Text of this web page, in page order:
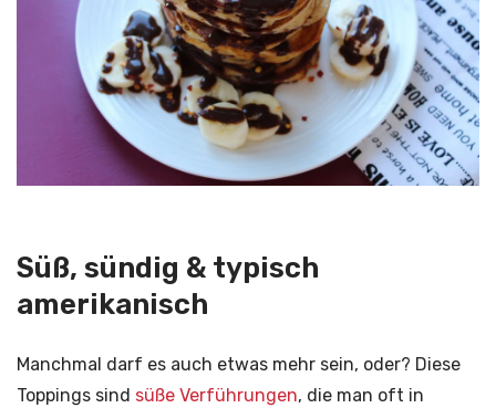
Süß, sündig & typisch
amerikanisch
Manchmal darf es auch etwas mehr sein, oder? Diese
Toppings sind süße Verführungen, die man oft in